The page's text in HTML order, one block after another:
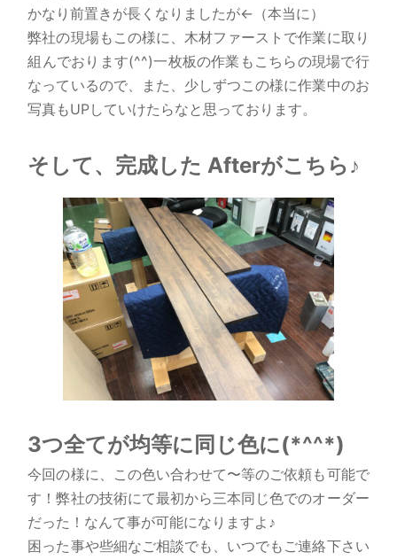
かなり前置きが長くなりましたが←（本当に）
弊社の現場もこの様に、木材ファーストで作業に取り
組んでおります(^^)一枚板の作業もこちらの現場で行
なっているので、また、少しずつこの様に作業中のお
写真もUPしていけたらなと思っております。
そして、完成した Afterがこちら♪
3つ全てが均等に同じ色に(*^^*)
今回の様に、この色い合わせて〜等のご依頼も可能で
す！弊社の技術にて最初から三本同じ色でのオーダー
だった！なんて事が可能になりますよ♪
困った事や些細なご相談でも、いつでもご連絡下さい